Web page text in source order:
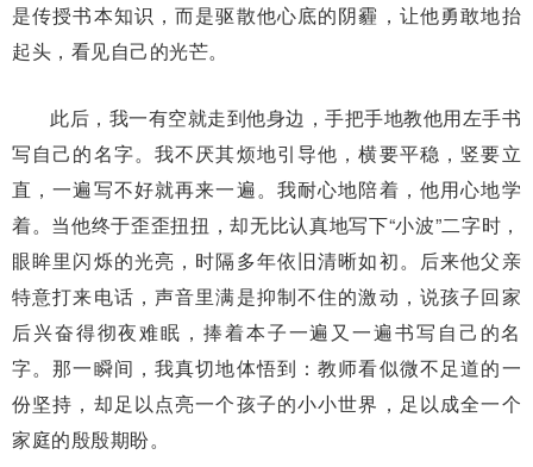
是传授书本知识，而是驱散他心底的阴霾，让他勇敢地抬
起头，看见自己的光芒。
此后，我一有空就走到他身边，手把手地教他用左手书
写自己的名字。我不厌其烦地引导他，横要平稳，竖要立
直，一遍写不好就再来一遍。我耐心地陪着，他用心地学
着。当他终于歪歪扭扭，却无比认真地写下“小波”二字时，
眼眸里闪烁的光亮，时隔多年依旧清晰如初。后来他父亲
特意打来电话，声音里满是抑制不住的激动，说孩子回家
后兴奋得彻夜难眠，捧着本子一遍又一遍书写自己的名
字。那一瞬间，我真切地体悟到：教师看似微不足道的一
份坚持，却足以点亮一个孩子的小小世界，足以成全一个
家庭的殷殷期盼。